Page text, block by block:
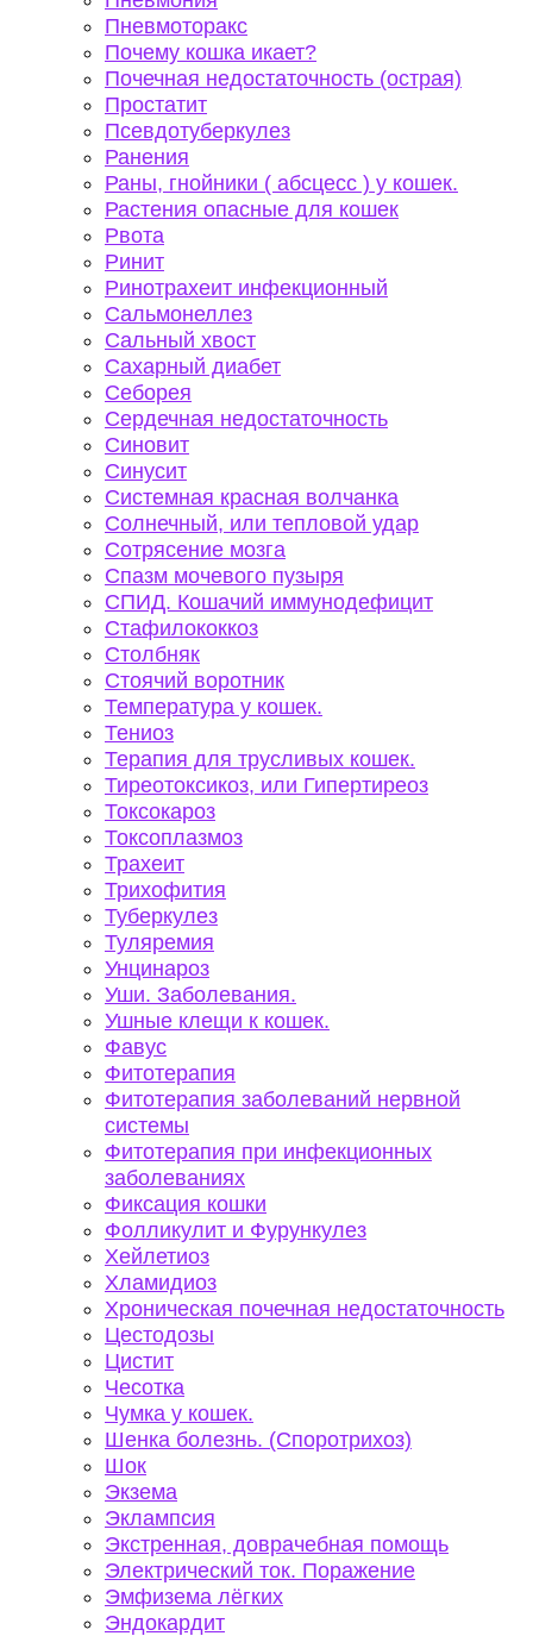
Пневмоторакс
Почему кошка икает?
Почечная недостаточность (острая)
Простатит
Псевдотуберкулез
Ранения
Раны, гнойники ( абсцесс ) у кошек.
Растения опасные для кошек
Рвота
Ринит
Ринотрахеит инфекционный
Сальмонеллез
Сальный хвост
Сахарный диабет
Себорея
Сердечная недостаточность
Синовит
Синусит
Системная красная волчанка
Солнечный, или тепловой удар
Сотрясение мозга
Спазм мочевого пузыря
СПИД. Кошачий иммунодефицит
Стафилококкоз
Столбняк
Стоячий воротник
Температура у кошек.
Тениоз
Терапия для трусливых кошек.
Тиреотоксикоз, или Гипертиреоз
Токсокароз
Токсоплазмоз
Трахеит
Трихофития
Туберкулез
Туляремия
Унцинароз
Уши. Заболевания.
Ушные клещи к кошек.
Фавус
Фитотерапия
Фитотерапия заболеваний нервной
системы
Фитотерапия при инфекционных
заболеваниях
Фиксация кошки
Фолликулит и Фурункулез
Хейлетиоз
Хламидиоз
Хроническая почечная недостаточность
Цестодозы
Цистит
Чесотка
Чумка у кошек.
Шенка болезнь. (Споротрихоз)
Шок
Экзема
Эклампсия
Экстренная, доврачебная помощь
Электрический ток. Поражение
Эмфизема лёгких
Эндокардит